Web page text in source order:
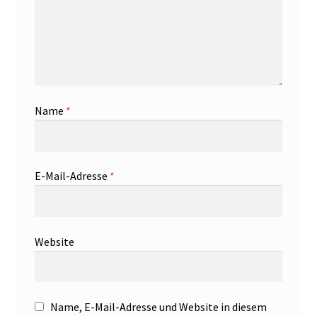
Name *
E-Mail-Adresse *
Website
Name, E-Mail-Adresse und Website in diesem